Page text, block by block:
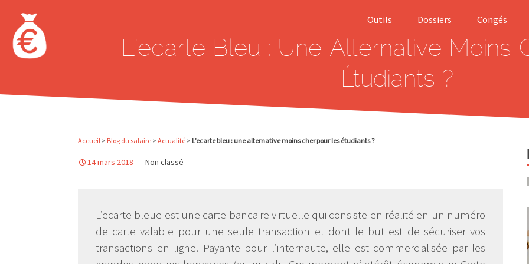
Outils
Salaire brut net
Calcul indemnité
de licenciement
indemnité rupture
Modèles Lettre
de démission
Dossiers
Smic
poste
Chèque emploi
Service (CESU)
Prime
Congés
L’ecarte Bleu : Une Alternative Moins
Étudiants ?
Accueil > Blog du salaire > Actualité > L’ecarte bleu : une alternative moins cher pour les étudiants ?
14 mars 2018 Non classé
L’ecarte bleue est une carte bancaire virtuelle qui consiste en réalité en un numéro
de carte valable pour une seule transaction et dont le but est de sécuriser vos
transactions en ligne. Payante pour l’internaute, elle est commercialisée par les